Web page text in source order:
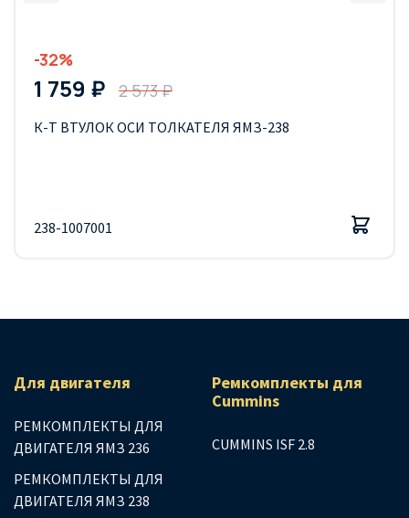
-32%
1 759 ₽ 2 573 ₽
К-Т ВТУЛОК ОСИ ТОЛКАТЕЛЯ ЯМЗ-238
238-1007001
Для двигателя
РЕМКОМПЛЕКТЫ ДЛЯ
ДВИГАТЕЛЯ ЯМЗ 236
РЕМКОМПЛЕКТЫ ДЛЯ
ДВИГАТЕЛЯ ЯМЗ 238
Ремкомплекты для
Сummins
CUMMINS ISF 2.8